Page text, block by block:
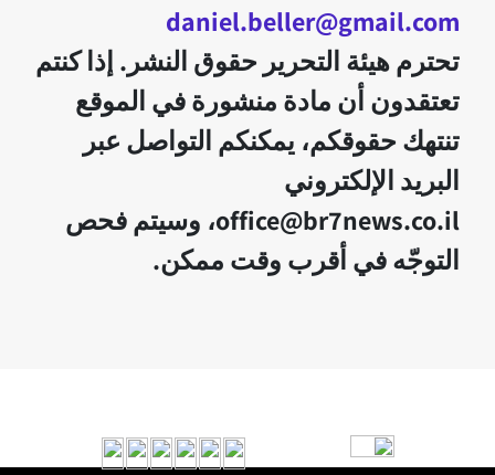
daniel.beller@gmail.com
تحترم هيئة التحرير حقوق النشر. إذا كنتم
تعتقدون أن مادة منشورة في الموقع
تنتهك حقوقكم، يمكنكم التواصل عبر
البريد الإلكتروني
office@br7news.co.il، وسيتم فحص
التوجّه في أقرب وقت ممكن.